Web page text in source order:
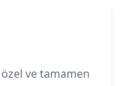
özel ve tamamen